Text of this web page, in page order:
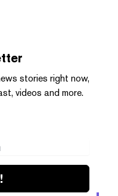
stories right now,
videos and more.